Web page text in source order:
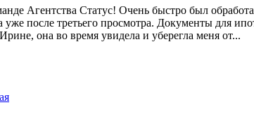
Агентства Статус! Очень быстро был
после третьего просмотра. Документы для
она во время увидела и уберегла меня от...